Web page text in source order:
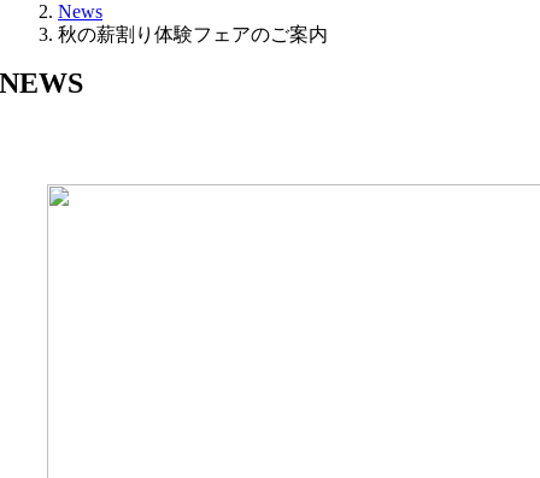
News
秋の薪割り体験フェアのご案内
NEWS